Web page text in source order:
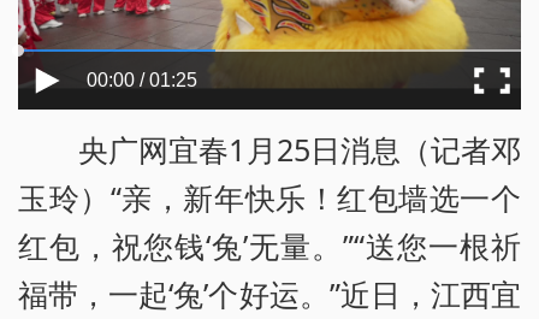
00:00 / 01:25
央广网宜春1月25日消息（记者邓
玉玲）“亲，新年快乐！红包墙选一个
红包，祝您钱‘兔’无量。”“送您一根祈
福带，一起‘兔’个好运。”近日，江西宜